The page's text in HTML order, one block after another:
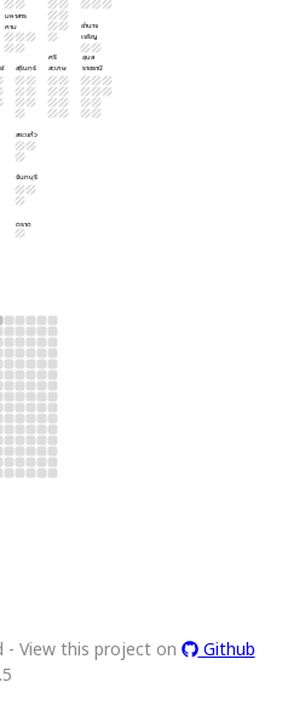
จันทบุรี
สระแก้ว
ตราด
สุรินทร์
ศรี
สะเกษ
อุบล
ราชธานี
อำนาจ
เจริญ
มหาสาร
คาม
- View this project on
Github